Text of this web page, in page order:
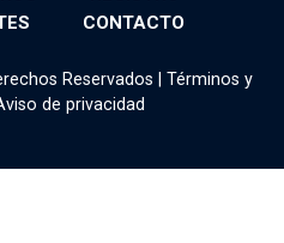
CONTACTO
Reservados | Términos y
de privacidad